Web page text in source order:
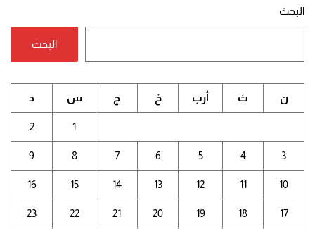
البحث
البحث
ن ث أرب خ ج س د
1
2
3
4
5
6
7
8
9
10
11
12
13
14
15
16
17
18
19
20
21
22
23